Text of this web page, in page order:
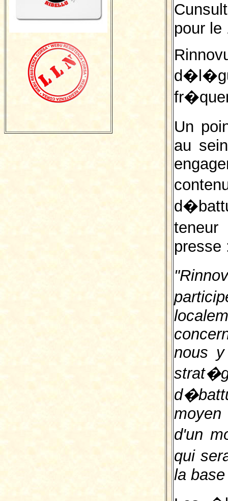
pour le
Un
au
presse
nous
d'un
qui
la